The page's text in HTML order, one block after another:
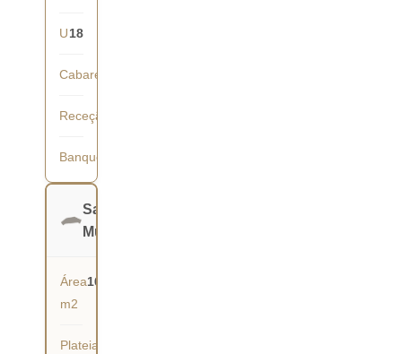
U18
Cabaret
Receção
Banquete
Salão
Mundial
Área
m2
160
Plateia